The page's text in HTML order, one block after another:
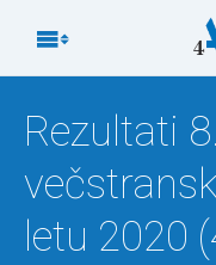

Rezultati
letu 2020